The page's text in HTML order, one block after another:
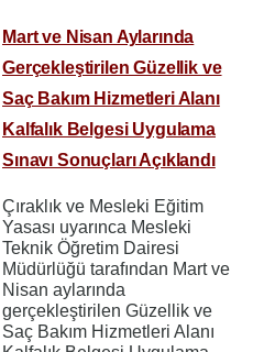
Mart ve Nisan Aylarında
Gerçekleştirilen Güzellik ve
Saç Bakım Hizmetleri Alanı
Kalfalık Belgesi Uygulama
Sınavı Sonuçları Açıklandı
Çıraklık ve Mesleki Eğitim
Yasası uyarınca Mesleki
Teknik Öğretim Dairesi
Müdürlüğü tarafından Mart ve
Nisan aylarında
gerçekleştirilen Güzellik ve
Saç Bakım Hizmetleri Alanı